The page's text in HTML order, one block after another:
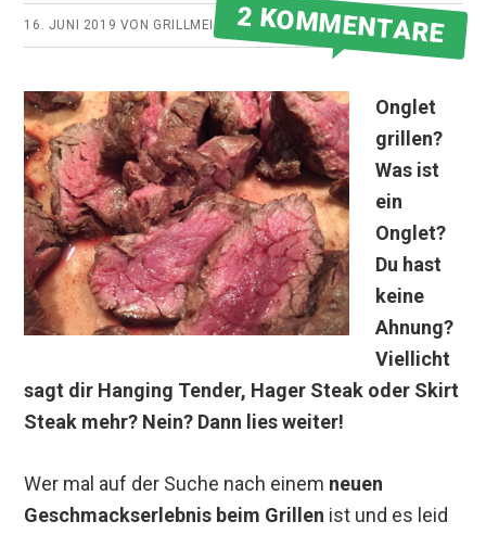
16. JUNI 2019 VON GRILLMEISTER2 KOMMENTARE
Onglet
grillen?
Was ist
ein
Onglet?
Du hast
keine
Ahnung?
Viellicht
sagt dir Hanging Tender, Hager Steak oder Skirt
Steak mehr? Nein? Dann lies weiter!
Wer mal auf der Suche nach einem neuen
Geschmackserlebnis beim Grillen ist und es leid